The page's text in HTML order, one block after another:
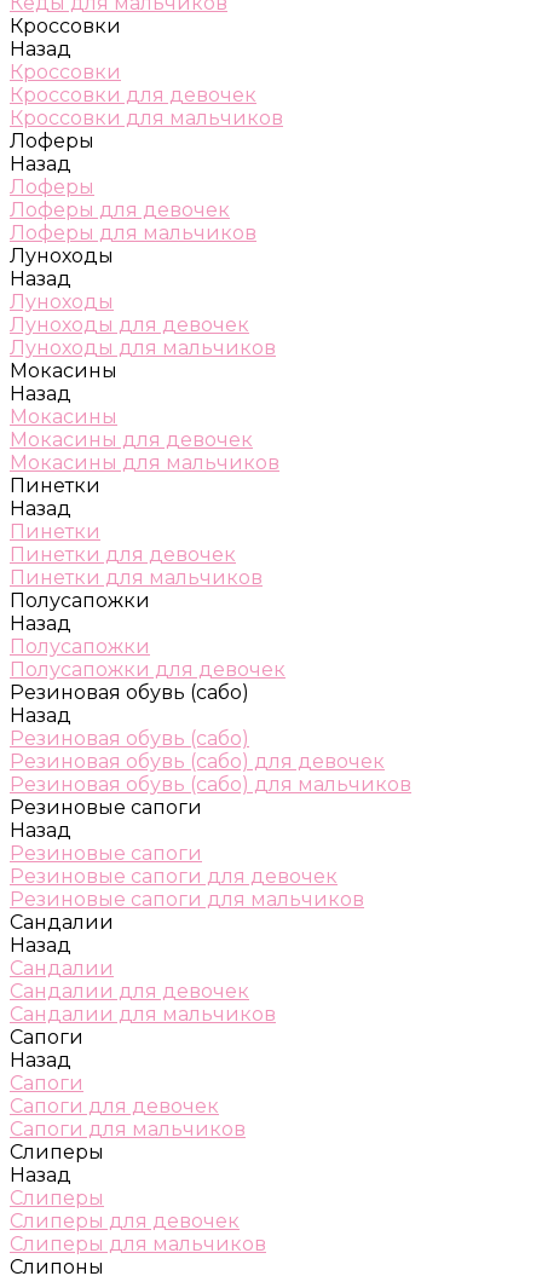
Кроссовки
Назад
Кроссовки
Кроссовки для девочек
Кроссовки для мальчиков
Лоферы
Назад
Лоферы
Лоферы для девочек
Лоферы для мальчиков
Луноходы
Назад
Луноходы
Луноходы для девочек
Луноходы для мальчиков
Мокасины
Назад
Мокасины
Мокасины для девочек
Мокасины для мальчиков
Пинетки
Назад
Пинетки
Пинетки для девочек
Пинетки для мальчиков
Полусапожки
Назад
Полусапожки
Полусапожки для девочек
Резиновая обувь (сабо)
Назад
Резиновая обувь (сабо)
Резиновая обувь (сабо) для девочек
Резиновая обувь (сабо) для мальчиков
Резиновые сапоги
Назад
Резиновые сапоги
Резиновые сапоги для девочек
Резиновые сапоги для мальчиков
Сандалии
Назад
Сандалии
Сандалии для девочек
Сандалии для мальчиков
Сапоги
Назад
Сапоги
Сапоги для девочек
Сапоги для мальчиков
Слиперы
Назад
Слиперы
Слиперы для девочек
Слиперы для мальчиков
Слипоны